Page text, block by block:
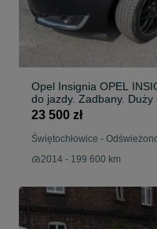
Opel Insignia OPEL
do jazdy. Zadbany. Duży
23 500 zł
Świętochłowice -
2014 - 199 600 km